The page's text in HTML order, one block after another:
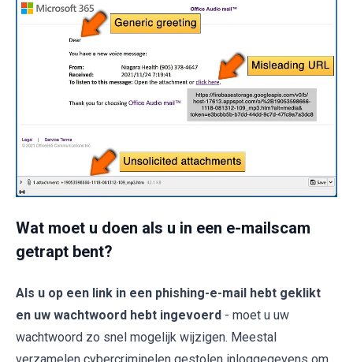
Wat moet u doen als u in een e-mailscam
getrapt bent?
Als u op een link in een phishing-e-mail hebt geklikt
en uw wachtwoord hebt ingevoerd - moet u uw
wachtwoord zo snel mogelijk wijzigen. Meestal